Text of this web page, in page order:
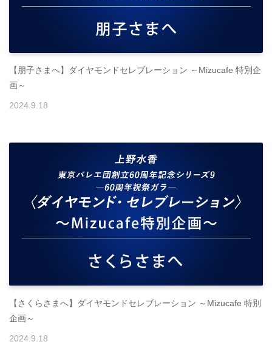
【朋子さまへ】ダイヤモンドセレブレーション ～Mizucafe 特別企
画～
2024.9.18
【さくらさまへ】ダイヤモンドセレブレーション ～Mizucafe 特別
企画～
2024 9 18